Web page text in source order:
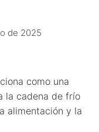
de 2025
como una
la cadena de frío
alimentación y la